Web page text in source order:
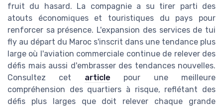
fruit du hasard. La compagnie a su tirer parti des
atouts économiques et touristiques du pays pour
renforcer sa présence. L'expansion des services de tui
fly au départ du Maroc s'inscrit dans une tendance plus
large où l'aviation commerciale continue de relever des
défis mais aussi d'embrasser des tendances nouvelles.
Consultez cet article pour une meilleure
compréhension des quartiers à risque, reflétant des
défis plus larges que doit relever chaque grande